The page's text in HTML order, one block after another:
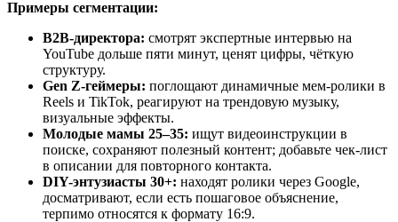
Примеры сегментации:
B2B-директора: смотрят экспертные интервью на
YouTube дольше пяти минут, ценят цифры, чёткую
структуру.
Gen Z-геймеры: поглощают динамичные мем-ролики в
Reels и TikTok, реагируют на трендовую музыку,
визуальные эффекты.
Молодые мамы 25–35: ищут видеоинструкции в
поиске, сохраняют полезный контент; добавьте чек-лист
в описании для повторного контакта.
DIY-энтузиасты 30+: находят ролики через Google,
досматривают, если есть пошаговое объяснение,
терпимо относятся к формату 16:9.